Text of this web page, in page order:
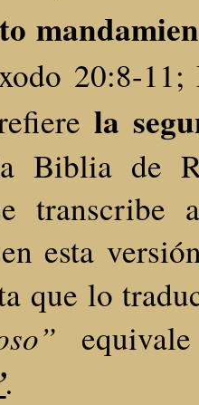
20:8-
la
Biblia de
transcribe
esta
que lo
.